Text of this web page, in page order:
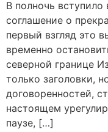
В полночь вступило
соглашение о
первый взгляд это
временно
северной границе
только заголовки,
договоренностей,
настоящем
паузе, […]